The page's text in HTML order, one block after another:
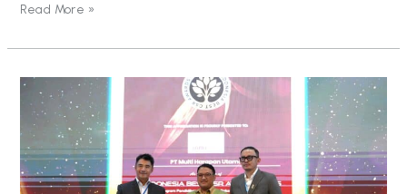
Read More »
Buka
Akses
Pendidikan
dan
Peluang
Kerja,
Program